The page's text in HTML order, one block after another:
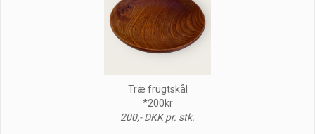
Træ frugtskål
*200kr
200,- DKK pr. stk.